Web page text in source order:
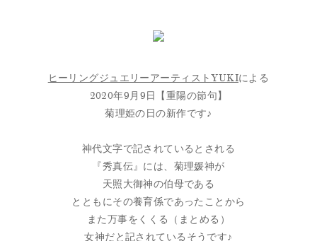
ヒーリングジュエリーアーティストYUKIによる
2020年9月9日【重陽の節句】
菊理姫の日の新作です♪
神代文字で記されているとされる
『秀真伝』には、菊理媛神が
天照大御神の伯母である
とともにその養育係であったことから
また万事をくくる（まとめる）
女神だと記されているそうです♪